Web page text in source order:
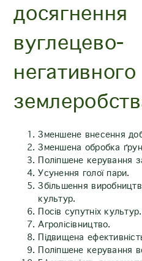
досягнення
вуглецево-
негативного
Зменшене внесення
Зменшена обробка
Поліпшене керування
Усунення голої пари.
Збільшення
культур.
Посів супутніх культур.
Агролісівництво.
Підвищена
Поліпшене керування